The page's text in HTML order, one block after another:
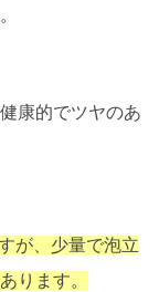
康的でツヤのあ
が、少量で泡立
ります。